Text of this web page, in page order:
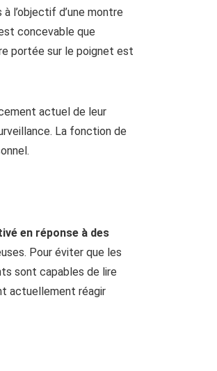
l’objectif d’une montre
concevable que
portée sur le poignet est
actuel de leur
La fonction de
en réponse à des
Pour éviter que les
sont capables de lire
actuellement réagir